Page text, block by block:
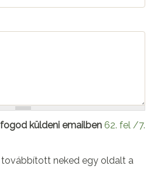
küldeni emailben 62. fel /7.
továbbított neked egy oldalt a